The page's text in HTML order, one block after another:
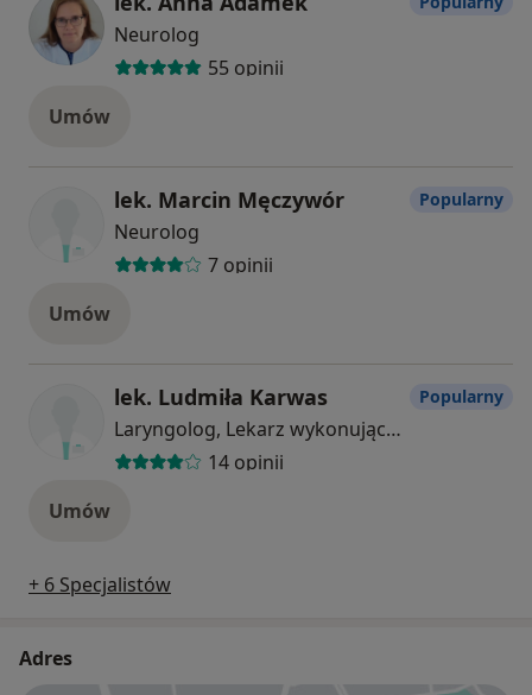
Neurolog
55 opinii
Umów
lek. Marcin Męczywór
Neurolog
7 opinii
Popularny
Umów
lek. Ludmiła Karwas
Laryngolog, Lekarz wykonujący zabiegi medycyny estetycznej
14 opinii
Popularny
Umów
+ 6 Specjalistów
Adres